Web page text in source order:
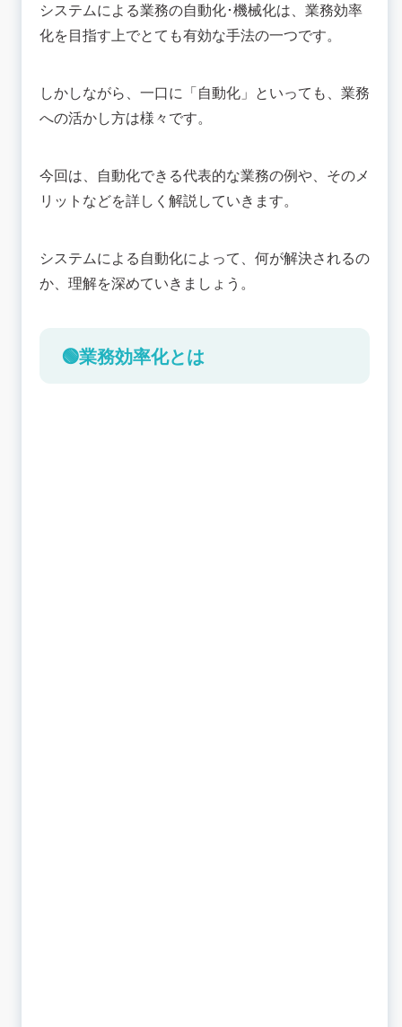
単純作業が自動化できる
作業時間が短縮できる
データが蓄積できる
🟢システム導入で改善できる業務例
顧客対応
マーケティング業務
💡業務効率化を目指せるツールの例
グループウェアシステム
AIツール
システムによる業務の自動化･機械化は、業務効率
化を目指す上でとても有効な手法の一つです。
しかしながら、一口に「自動化」といっても、業務
への活かし方は様々です。
今回は、自動化できる代表的な業務の例や、そのメ
リットなどを詳しく解説していきます。
システムによる自動化によって、何が解決されるの
か、理解を深めていきましょう。
🟢業務効率化とは